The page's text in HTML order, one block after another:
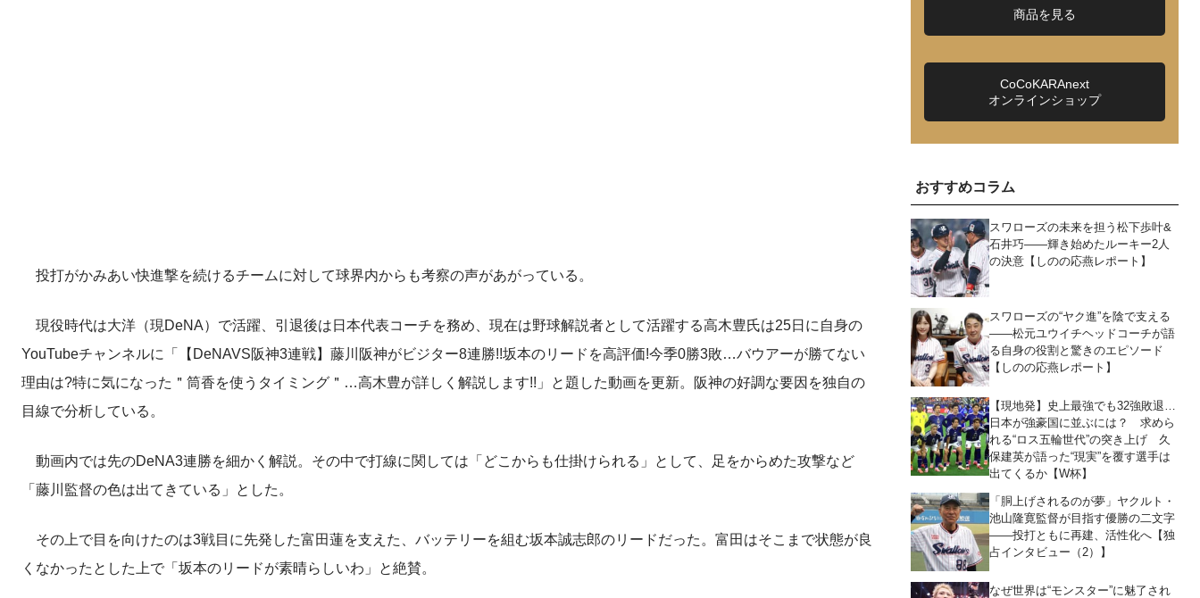
投打がかみあい快進撃を続けるチームに対して球界内からも考察の声があがっている。
現役時代は大洋（現DeNA）で活躍、引退後は日本代表コーチを務め、現在は野球解説者として活躍する高木豊氏は25日に自身の
YouTubeチャンネルに「【DeNAVS阪神3連戦】藤川阪神がビジター8連勝!!坂本のリードを高評価!今季0勝3敗…バウアーが勝てない
理由は?特に気になった＂筒香を使うタイミング＂…高木豊が詳しく解説します!!」と題した動画を更新。阪神の好調な要因を独自の
目線で分析している。
動画内では先のDeNA3連勝を細かく解説。その中で打線に関しては「どこからも仕掛けられる」として、足をからめた攻撃など
「藤川監督の色は出てきている」とした。
その上で目を向けたのは3戦目に先発した富田蓮を支えた、バッテリーを組む坂本誠志郎のリードだった。富田はそこまで状態が良
くなかったとした上で「坂本のリードが素晴らしいわ」と絶賛。
商品を見る
CoCoKARAnext
オンラインショップ
おすすめコラム
スワローズの未来を担う松下歩叶&
石井巧――輝き始めたルーキー2人
の決意【しのの応燕レポート】
スワローズの“ヤク進”を陰で支える
――松元ユウイチヘッドコーチが語
る自身の役割と驚きのエピソード
【しのの応燕レポート】
【現地発】史上最強でも32強敗退…
日本が強豪国に並ぶには？ 求めら
れる“ロス五輪世代”の突き上げ 久
保建英が語った“現実”を覆す選手は
出てくるか【W杯】
「胴上げされるのが夢」ヤクルト・
池山隆寛監督が目指す優勝の二文字
――投打ともに再建、活性化へ【独
占インタビュー（2）】
なぜ世界は“モンスター”に魅了され